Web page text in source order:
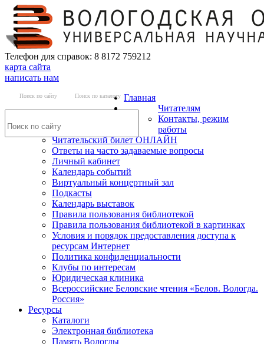
Телефон для справок: 8 8172 759212
карта сайта
написать нам
Поиск по сайту Поиск по каталогу Главная
Читателям
Контакты, режим
работы
Читательский билет ОНЛАЙН
Ответы на часто задаваемые вопросы
Личный кабинет
Календарь событий
Виртуальный концертный зал
Подкасты
Календарь выставок
Правила пользования библиотекой
Правила пользования библиотекой в картинках
Условия и порядок предоставления доступа к
ресурсам Интернет
Политика конфиденциальности
Клубы по интересам
Юридическая клиника
Всероссийские Беловские чтения «Белов. Вологда.
Россия»
Ресурсы
Каталоги
Электронная библиотека
Память Вологды